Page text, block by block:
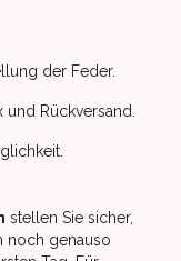
der Feder.
Rückversand.
stellen Sie sicher,
noch genauso